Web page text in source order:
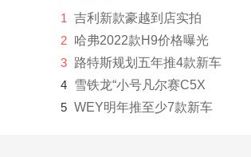
广汽传祺
观致
国机智骏
H
1
吉利新款豪越到店实拍
2 哈弗2022款H9价格曝光
3 路特斯规划五年推4款新车
4 雪铁龙“小号凡尔赛C5X
5 WEY明年推至少7款新车